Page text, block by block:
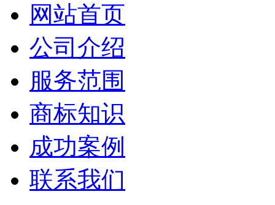
网站首页
公司介绍
服务范围
商标知识
成功案例
联系我们